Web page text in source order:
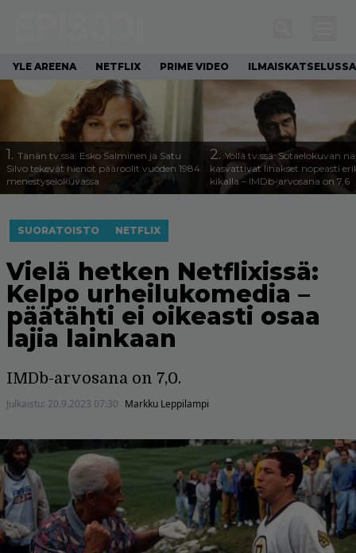
YLE AREENA NETFLIX PRIME VIDEO ILMAISKATSELUSSA
1. Tänän tv:ssä: Esko Salminen ja Satu
Silvo tekevät hienot pääroolit vuoden 1984
menestyselokuvassa
2. Yöllä tv:ssä: Sotaelokuvan
kasvattivat lihakset nopeasti
kikalla – IMDb-arvosana on 7,6
SUORATOISTO NETFLIX
Vielä hetken Netflixissä:
Kelpo urheilukomedia –
päätähti ei oikeasti osaa
lajia lainkaan
IMDb-arvosana on 7,0.
Julkaistu: 20.9.2023 07:30 Markku Leppilampi